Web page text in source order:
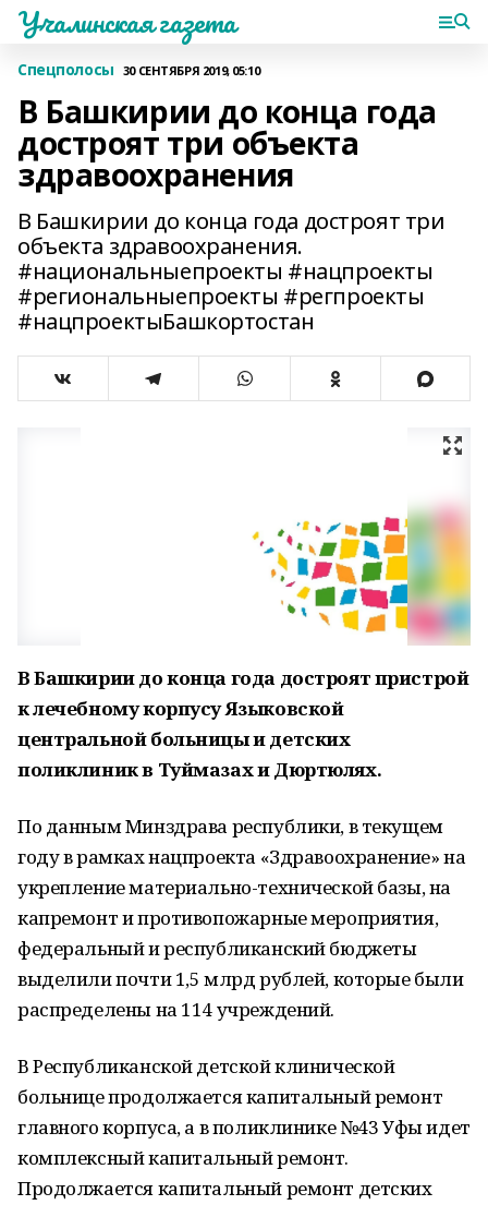
Учалинская газета
Спецполосы 30 СЕНТЯБРЯ 2019, 05:10
В Башкирии до конца года
достроят три объекта
здравоохранения
В Башкирии до конца года достроят три
объекта здравоохранения.
#национальныепроекты #нацпроекты
#региональныепроекты #регпроекты
#нацпроектыБашкортостан
В Башкирии до конца года достроят пристрой
к лечебному корпусу Языковской
центральной больницы и детских
поликлиник в Туймазах и Дюртюлях.
По данным Минздрава республики, в текущем
году в рамках нацпроекта «Здравоохранение» на
укрепление материально-технической базы, на
капремонт и противопожарные мероприятия,
федеральный и республиканский бюджеты
выделили почти 1,5 млрд рублей, которые были
распределены на 114 учреждений.
В Республиканской детской клинической
больнице продолжается капитальный ремонт
главного корпуса, а в поликлинике №43 Уфы идет
комплексный капитальный ремонт.
Продолжается капитальный ремонт детских